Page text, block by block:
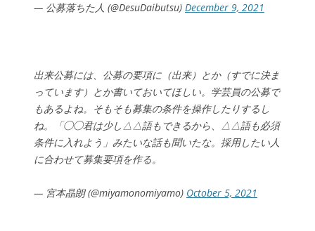
— 公募落ちた人 (@DesuDaibutsu) December 9, 2021
出来公募には、公募の要項に（出来）とか（すでに決ま
っています）とか書いておいてほしい。学芸員の公募で
もあるよね。そもそも募集の条件を操作したりするし
ね。「◯◯君は少し△△語もできるから、△△語も必須
条件に入れよう」みたいな話も聞いたな。採用したい人
に合わせて募集要項を作る。
— 宮本晶朗 (@miyamonomiyamo) October 5, 2021